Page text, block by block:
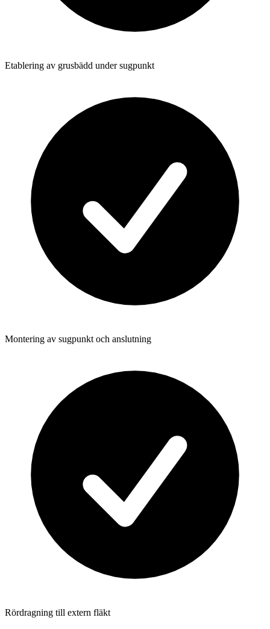
Etablering av grusbädd under sugpunkt
Montering av sugpunkt och anslutning
Rördragning till extern fläkt